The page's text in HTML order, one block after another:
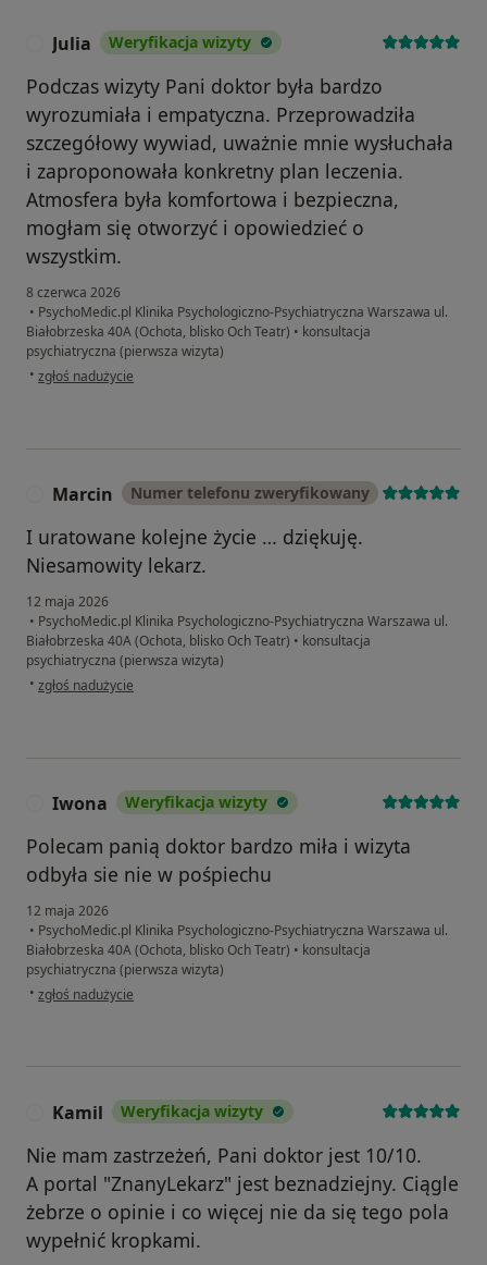
Julia Weryfikacja wizyty
Podczas wizyty Pani doktor była bardzo
wyrozumiała i empatyczna. Przeprowadziła
szczegółowy wywiad, uważnie mnie wysłuchała
i zaproponowała konkretny plan leczenia.
Atmosfera była komfortowa i bezpieczna,
mogłam się otworzyć i opowiedzieć o
wszystkim.
8 czerwca 2026
• PsychoMedic.pl Klinika Psychologiczno-Psychiatryczna Warszawa ul.
Białobrzeska 40A (Ochota, blisko Och Teatr) • konsultacja
psychiatryczna (pierwsza wizyta)
• w opinii użytkownika Julia
zgłoś nadużycie
Marcin Numer telefonu zweryfikowany
I uratowane kolejne życie … dziękuję.
Niesamowity lekarz.
12 maja 2026
• PsychoMedic.pl Klinika Psychologiczno-Psychiatryczna Warszawa ul.
Białobrzeska 40A (Ochota, blisko Och Teatr) • konsultacja
psychiatryczna (pierwsza wizyta)
• w opinii użytkownika Marcin
zgłoś nadużycie
Iwona Weryfikacja wizyty
Polecam panią doktor bardzo miła i wizyta
odbyła sie nie w pośpiechu
12 maja 2026
• PsychoMedic.pl Klinika Psychologiczno-Psychiatryczna Warszawa ul.
Białobrzeska 40A (Ochota, blisko Och Teatr) • konsultacja
psychiatryczna (pierwsza wizyta)
• w opinii użytkownika Iwona
zgłoś nadużycie
Kamil Weryfikacja wizyty
Nie mam zastrzeżeń, Pani doktor jest 10/10.
A portal "ZnanyLekarz" jest beznadziejny. Ciągle
żebrze o opinie i co więcej nie da się tego pola
wypełnić kropkami.